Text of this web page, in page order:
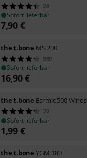
28
Sofort lieferbar
7,90 €
the t.bone MS 200
989
Sofort lieferbar
16,90€
the t.bone Earmic 500
70
Sofort lieferbar
1,99 €
the t.bone YGM 180